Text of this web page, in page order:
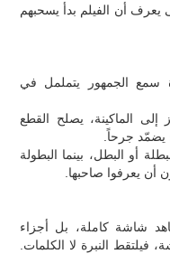
أن الفيلم بدأ يسحبهم
سمع الجمهور يتململ في
الماكينة، يصلح القطع
يضمّد جرحاً.
أو البطل، بينما البطولة
أن يعرفوا صاحبها.
شاشة كاملة، بل أجزاء
النبرة لا الكلمات.